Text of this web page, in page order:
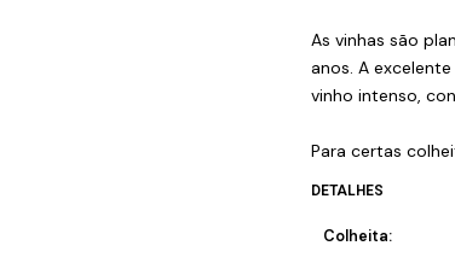
As vinhas são
anos. A
vinho intenso,
Para certas
DETALHES
Colheita: